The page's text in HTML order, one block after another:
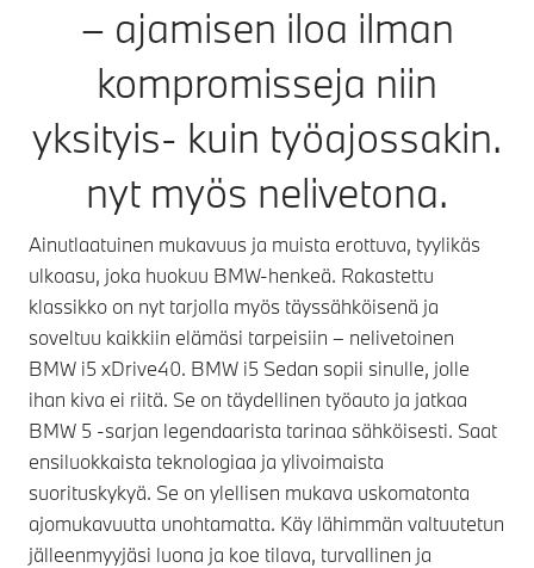
– ajamisen iloa ilman
kompromisseja niin
yksityis- kuin työajossakin.
nyt myös nelivetona.
Ainutlaatuinen mukavuus ja muista erottuva, tyylikäs
ulkoasu, joka huokuu BMW-henkeä. Rakastettu
klassikko on nyt tarjolla myös täyssähköisenä ja
soveltuu kaikkiin elämäsi tarpeisiin – nelivetoinen
BMW i5 xDrive40. BMW i5 Sedan sopii sinulle, jolle
ihan kiva ei riitä. Se on täydellinen työauto ja jatkaa
BMW 5 -sarjan legendaarista tarinaa sähköisesti. Saat
ensiluokkaista teknologiaa ja ylivoimaista
suorituskykyä. Se on ylellisen mukava uskomatonta
ajomukavuutta unohtamatta. Käy lähimmän valtuutetun
jälleenmyyjäsi luona ja koe tilava, turvallinen ja